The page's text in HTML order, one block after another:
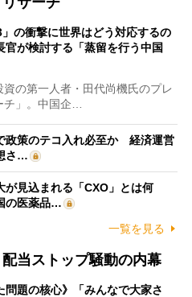
の衝撃に世界はどう対応するの
が検討する「蒸留を行う中国
の第一人者・田代尚機氏のプレ
チ」。中国企…
政策のテコ入れ必至か 経済運営
さ…
が見込まれる「CXO」とは何
の医薬品…
一覧を見る
配当ストップ騒動の内幕
問題の核心》「みんなで大家さ